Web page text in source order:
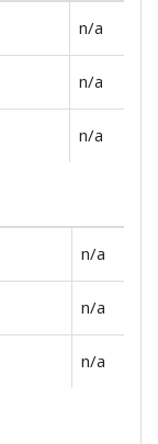
n/a
n/a
n/a
n/a
n/a
n/a